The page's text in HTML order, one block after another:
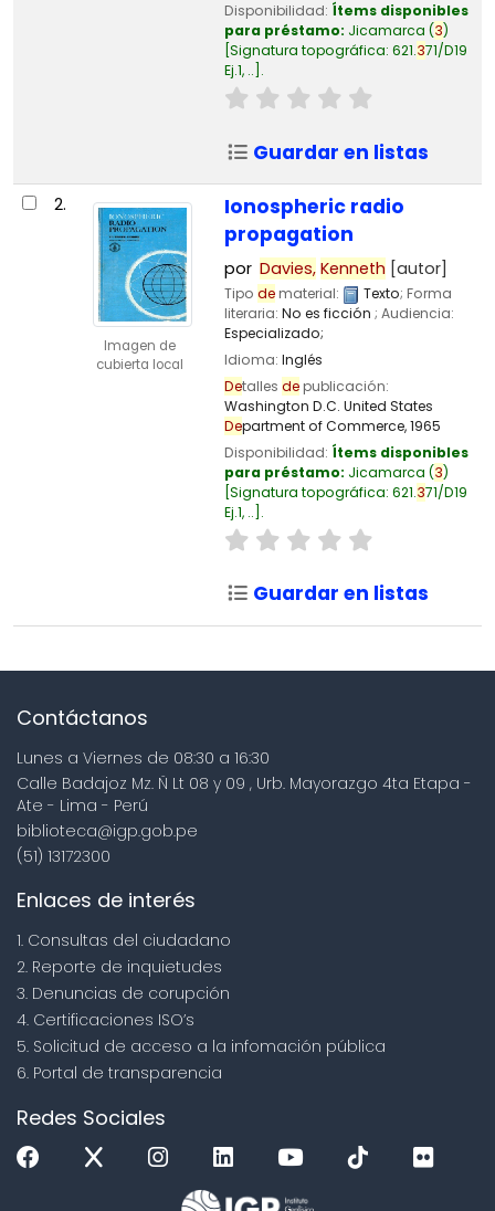
Disponibilidad: Ítems disponibles
para préstamo: Jicamarca (3)
Signatura topográfica: 621.371/D19
Ej.1, .. .
Guardar en listas
2.
Imagen de
cubierta local
Ionospheric radio
propagation
por Davies, Kenneth [autor]
Tipo dematerial: Texto; Forma
literaria: No es ficción ; Audiencia:
Especializado;
Idioma: Inglés
Detalles depublicación:
Washington D.C. United States
Department of Commerce,1965
Disponibilidad: Ítems disponibles
para préstamo: Jicamarca (3)
Signatura topográfica: 621.371/D19
Ej.1, .. .
Guardar en listas
Contáctanos
Lunes a Viernes de 08:30 a 16:30
Calle Badajoz Mz. Ñ Lt 08 y 09 , Urb. Mayorazgo 4ta Etapa -
Ate - Lima - Perú
biblioteca@igp.gob.pe
(51) 13172300
Enlaces de interés
1. Consultas del ciudadano
2. Reporte de inquietudes
3. Denuncias de corupción
4. Certificaciones ISO’s
5. Solicitud de acceso a la infomación pública
6. Portal de transparencia
Redes Sociales